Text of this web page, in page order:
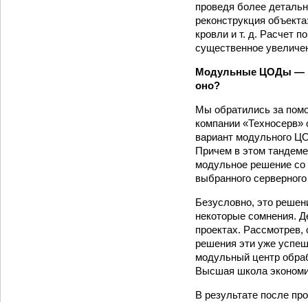
проведя более
реконструкция
кровли и т. д. Расчет
существенное
Модульные ЦОДы —
оно?
Мы обратились за
компании
вариант модульного
Причем в этом
модульное решение со
выбранного
Безусловно, это
некоторые сомнения.
проектах.
решения эти уже
модульный центр
Высшая школа
В результате после